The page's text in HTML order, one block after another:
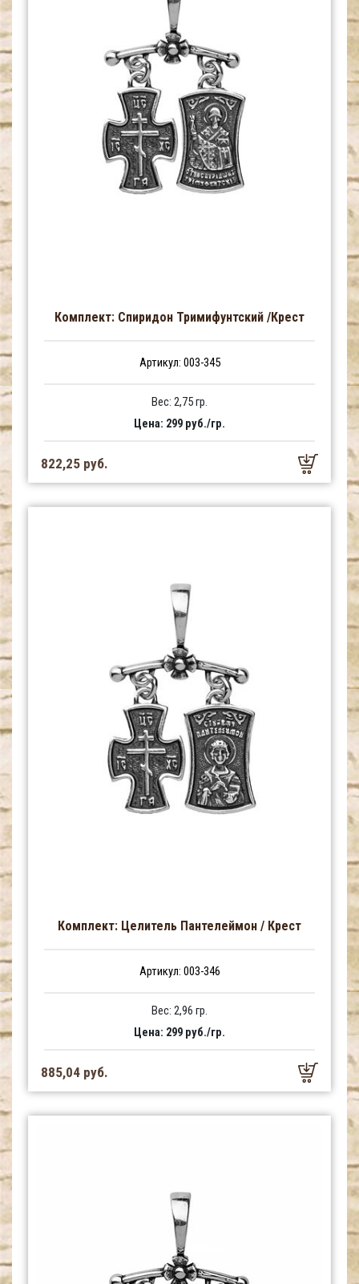
Комплект: Спиридон Тримифунтский /Крест
Артикул: 003-345
Вес: 2,75 гр.
Цена: 299 руб./гр.
822,25 руб.
Комплект: Целитель Пантелеймон / Крест
Артикул: 003-346
Вес: 2,96 гр.
Цена: 299 руб./гр.
885,04 руб.